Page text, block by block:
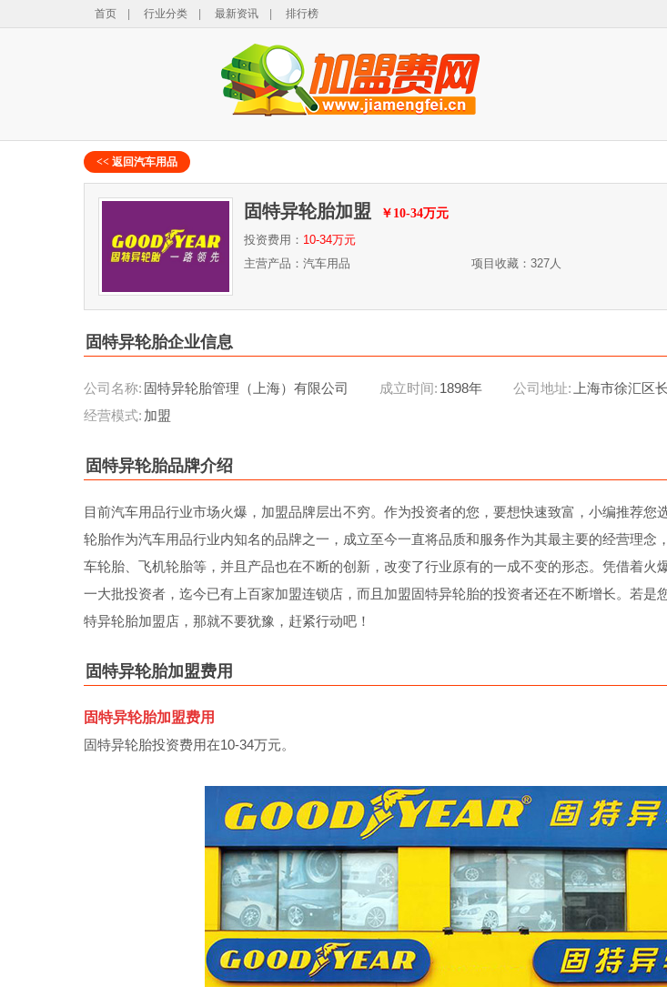
首页 行业分类 最新资讯 排行榜
<< 返回汽车用品
固特异轮胎加盟
￥10-34万元
投资费用： 10-34万元
主营产品：汽车用品
项目收藏：327人
固特异轮胎企业信息
公司名称: 固特异轮胎管理（上海）有限公司 成立时间: 1898年 公司地址:
上海市徐汇区
经营模式: 加盟
固特异轮胎品牌介绍
目前汽车用品行业市场火爆，加盟品牌层出不穷。作为投资者的您，要想快速致富，小编推荐您
轮胎作为汽车用品行业内知名的品牌之一，成立至今一直将品质和服务作为其最主要的经营理念
车轮胎、飞机轮胎等，并且产品也在不断的创新，改变了行业原有的一成不变的形态。凭借着火
一大批投资者，迄今已有上百家加盟连锁店，而且加盟固特异轮胎的投资者还在不断增长。若是
特异轮胎加盟店，那就不要犹豫，赶紧行动吧！
固特异轮胎加盟费用
固特异轮胎加盟费用
固特异轮胎投资费用在10-34万元。